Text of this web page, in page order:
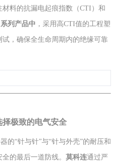
料的抗漏电起痕指数（CTI）和
系列产品中 ，采用高CTI值的工程塑
，确保全生命周期内的绝缘可靠
极致的电气安全
的“针与针”与“针与外壳”的耐压和
的最后一道防线。 莫科连通过严